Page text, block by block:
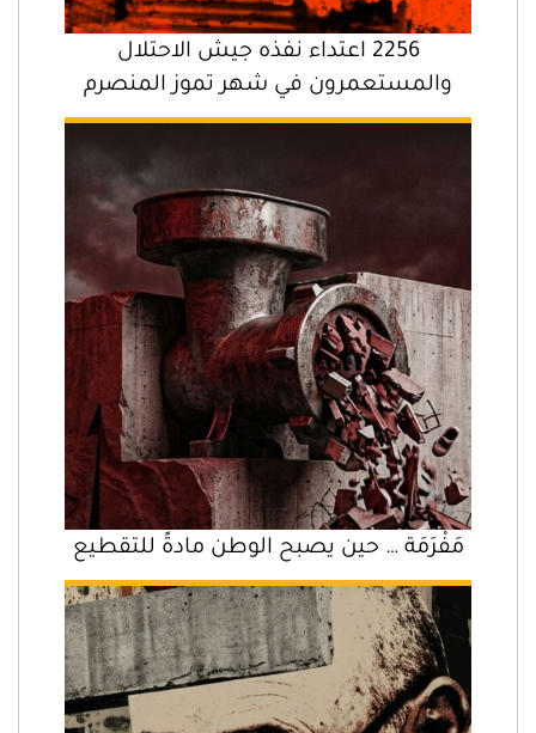
2256 اعتداء نفذه جيش الاحتلال
والمستعمرون في شهر تموز المنصرم
مَفْرَمَة … حين يصبح الوطن مادةً للتقطيع